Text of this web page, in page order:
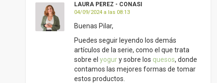
LAURA PEREZ - CONASI
04/09/2024 a las 08:13
Buenas Pilar,
Puedes seguir leyendo los demás
artículos de la serie, como el que trata
sobre el yogury sobre los quesos, donde
contamos las mejores formas de tomar
estos productos.